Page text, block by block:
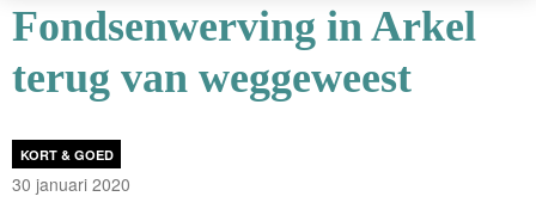
Fondsenwerving in Arkel
terug van weggeweest
KORT & GOED
30 januari 2020